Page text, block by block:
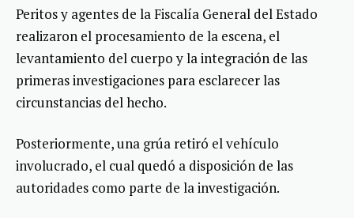
Peritos y agentes de la Fiscalía General del Estado
realizaron el procesamiento de la escena, el
levantamiento del cuerpo y la integración de las
primeras investigaciones para esclarecer las
circunstancias del hecho.
Posteriormente, una grúa retiró el vehículo
involucrado, el cual quedó a disposición de las
autoridades como parte de la investigación.